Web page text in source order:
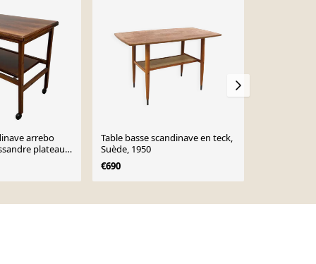
arrebo
plateau
Table basse scandinave en teck,
Suède, 1950
€690